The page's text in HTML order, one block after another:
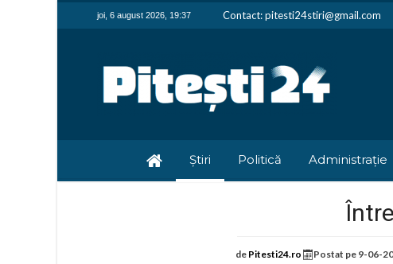
joi, 6 august 2026, 19:37 Contact: pitesti24stiri@gmail.com
Știri Politică Administrație
de Pitesti24.ro Postat pe 9-06-